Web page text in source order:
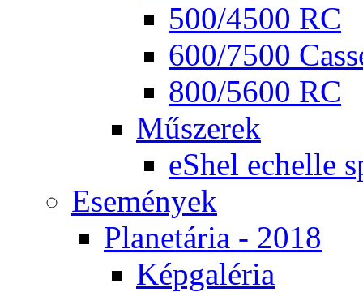
500/4500 RC
600/7500
800/5600 RC
Mű­sze­rek
eS­hel echel­le
Ese­mé­nyek
Pla­ne­tá­ria - 2018
Kép­ga­lé­ria